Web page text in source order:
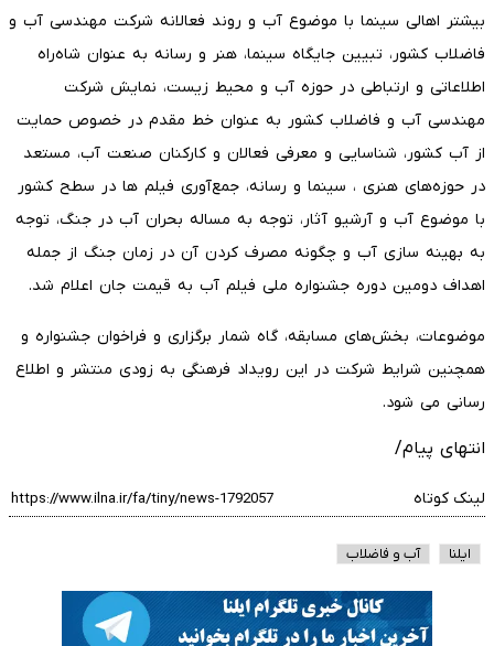
بیشتر اهالی سینما با موضوع آب و روند فعالانه شرکت مهندسی آب و
فاضلاب کشور، تبیین جایگاه سینما، هنر و رسانه به عنوان شاه‌راه
اطلاعاتی و ارتباطی در حوزه آب و محیط زیست، نمایش شرکت
مهندسی آب و فاضلاب کشور به عنوان خط مقدم در خصوص حمایت
از آب کشور، شناسایی و معرفی فعالان و کارکنان صنعت آب، مستعد
در حوزه‌های هنری ، سینما و رسانه، جمع‌آوری فیلم ها در سطح کشور
با موضوع آب و آرشیو آثار، توجه به مساله بحران آب در جنگ، توجه
به بهینه سازی آب و چگونه مصرف کردن آن در زمان جنگ از جمله
اهداف دومین دوره جشنواره ملی فیلم آب به قیمت جان اعلام شد.
موضوعات، بخش‌های مسابقه، گاه شمار برگزاری و فراخوان جشنواره و
همچنین شرایط شرکت در این رویداد فرهنگی به زودی منتشر و اطلاع
رسانی می شود.
انتهای پیام/
لینک کوتاه
ایلنا آب و فاضلاب